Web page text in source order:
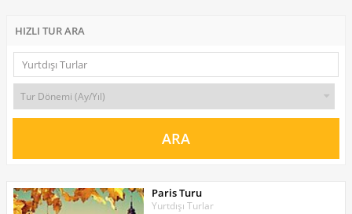
HIZLI TUR ARA
Paris Turu
Yurtdışı Turlar